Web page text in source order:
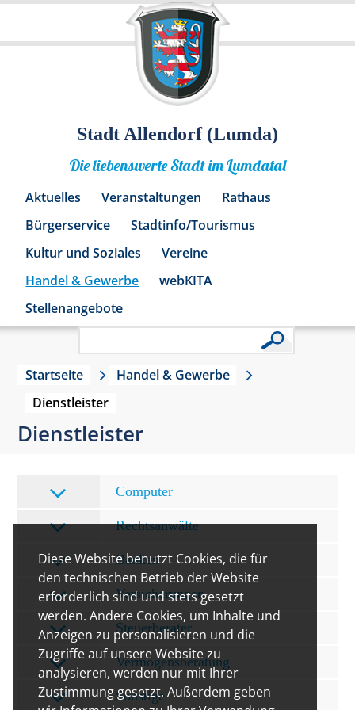
Diese Website benutzt Cookies, die für
den technischen Betrieb der Website
erforderlich sind und stets gesetzt
werden. Andere Cookies, um Inhalte und
Anzeigen zu personalisieren und die
Zugriffe auf unsere Website zu
analysieren, werden nur mit Ihrer
Zustimmung gesetzt. Außerdem geben
Stadt Allendorf (Lumda)
Die liebenswerte Stadt im Lumdatal
Aktuelles Veranstaltungen
Rathaus
Bürgerservice
Stadtinfo/Tourismus
Kultur und Soziales
Vereine
Handel & Gewerbe
webKITA
Stellenangebote
Startseite
Handel & Gewerbe
Dienstleister
Dienstleister
Computer
Rechtsanwälte
Banken
Versicherungen
Steuerberater
Vermögensberatung
Sonstige